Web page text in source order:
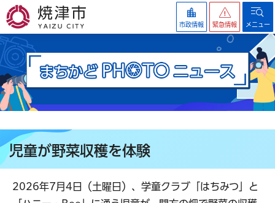
焼津市
市政情報 緊急情報 メニュー
児童が野菜収穫を体験
2026年7月4日（土曜日）、学童クラブ「はちみつ」と